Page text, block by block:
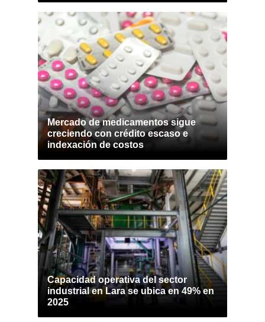
Mercado de medicamentos sigue
creciendo con crédito escaso e
indexación de costos
Capacidad operativa del sector
industrial en Lara se ubica en 49% en
2025